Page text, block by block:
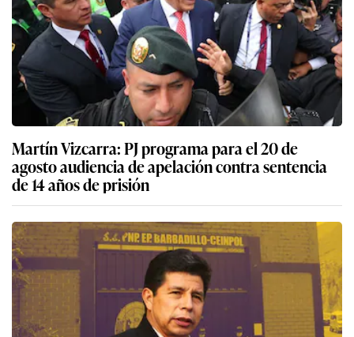
Martín Vizcarra: PJ programa para el 20 de
agosto audiencia de apelación contra sentencia
de 14 años de prisión